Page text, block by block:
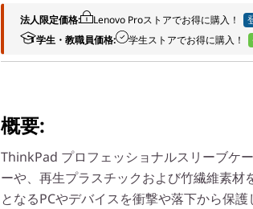
法人限定価格: Lenovo Proストアでお得に購入！
学生・教職員価格:
学生ストアでお得に購入！
概要:
ThinkPad プロフェッショナルスリーブケ
ーや、再生プラスチックおよび竹繊維素材
となるPCやデバイスを衝撃や落下から保